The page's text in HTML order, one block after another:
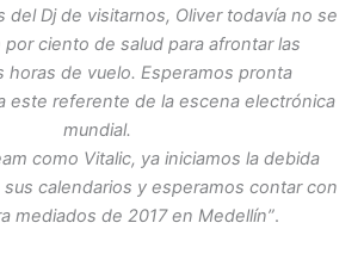
del Dj de visitarnos, Oliver todavía no se
ciento de salud para afrontar las
horas de vuelo. Esperamos pronta
este referente de la escena electrónica
mundial.
como Vitalic, ya iniciamos la debida
calendarios y esperamos contar con
mediados de 2017 en Medellín”.